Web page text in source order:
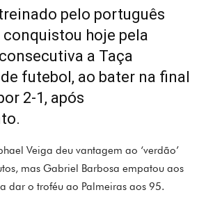
pelo português
conquistou hoje pela
a Taça
futebol, ao bater na final
2-1, após
Veiga deu vantagem ao ‘verdão’
mas Gabriel Barbosa empatou aos
dar o troféu ao Palmeiras aos 95.